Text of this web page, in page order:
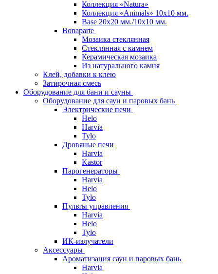
Коллекция «Natura»
Коллекция «Animals» 10х10 мм.
Base 20x20 мм./10х10 мм.
Bonaparte
Мозаика стеклянная
Стеклянная с камнем
Керамическая мозаика
Из натурального камня
Клей, добавки к клею
Затирочная смесь
Оборудование для бани и сауны
Оборудование для саун и паровых бань
Электрические печи
Helo
Harvia
Tylo
Дровяные печи
Harvia
Kastor
Парогенераторы
Harvia
Helo
Tylo
Пульты управления
Harvia
Helo
Tylo
ИК-излучатели
Аксессуары
Ароматизация саун и паровых бань
Harvia